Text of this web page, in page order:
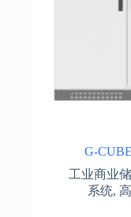
G-
工业商业
系统,